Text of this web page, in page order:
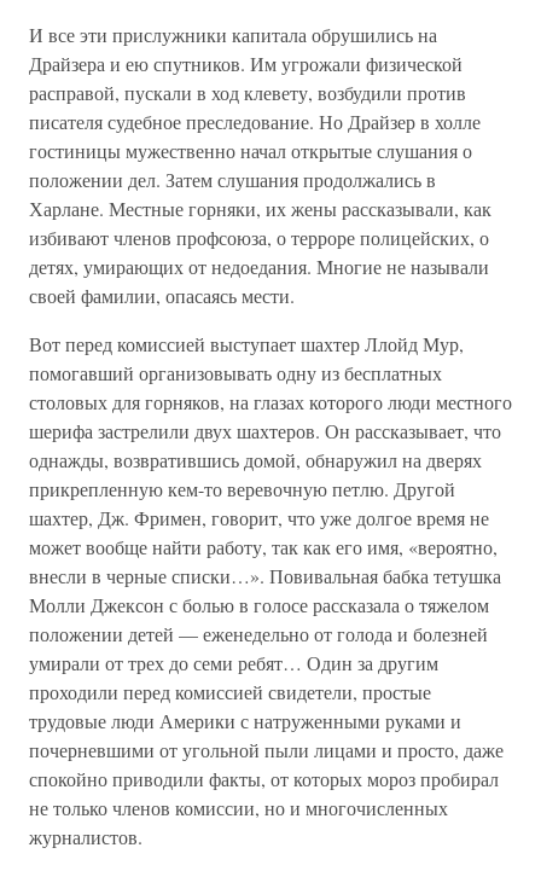
И все эти прислужники капитала обрушились на
Драйзера и ею спутников. Им угрожали физической
расправой, пускали в ход клевету, возбудили против
писателя судебное преследование. Но Драйзер в холле
гостиницы мужественно начал открытые слушания о
положении дел. Затем слушания продолжались в
Харлане. Местные горняки, их жены рассказывали, как
избивают членов профсоюза, о терроре полицейских, о
детях, умирающих от недоедания. Многие не называли
своей фамилии, опасаясь мести.
Вот перед комиссией выступает шахтер Ллойд Мур,
помогавший организовывать одну из бесплатных
столовых для горняков, на глазах которого люди местного
шерифа застрелили двух шахтеров. Он рассказывает, что
однажды, возвратившись домой, обнаружил на дверях
прикрепленную кем-то веревочную петлю. Другой
шахтер, Дж. Фримен, говорит, что уже долгое время не
может вообще найти работу, так как его имя, «вероятно,
внесли в черные списки…». Повивальная бабка тетушка
Молли Джексон с болью в голосе рассказала о тяжелом
положении детей — еженедельно от голода и болезней
умирали от трех до семи ребят… Один за другим
проходили перед комиссией свидетели, простые
трудовые люди Америки с натруженными руками и
почерневшими от угольной пыли лицами и просто, даже
спокойно приводили факты, от которых мороз пробирал
не только членов комиссии, но и многочисленных
журналистов.